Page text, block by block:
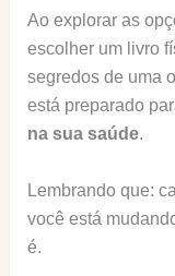
Ao explorar as
escolher um livro
segredos de uma
está preparado
na sua saúde.
Lembrando que:
você está
é.